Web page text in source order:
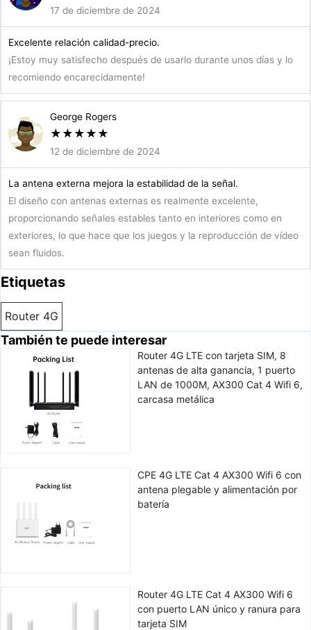
17 de diciembre de 2024
Excelente relación calidad-precio.
¡Estoy muy satisfecho después de usarlo durante unos días y lo
recomiendo encarecidamente!
George Rogers
★ ★ ★ ★ ★
12 de diciembre de 2024
La antena externa mejora la estabilidad de la señal.
El diseño con antenas externas es realmente excelente,
proporcionando señales estables tanto en interiores como en
exteriores, lo que hace que los juegos y la reproducción de vídeo
sean fluidos.
Etiquetas
Router 4G
También te puede interesar
Router 4G LTE con tarjeta SIM, 8
antenas de alta ganancia, 1 puerto
LAN de 1000M, AX300 Cat 4 Wifi 6,
carcasa metálica
CPE 4G LTE Cat 4 AX300 Wifi 6 con
antena plegable y alimentación por
batería
Router 4G LTE Cat 4 AX300 Wifi 6
con puerto LAN único y ranura para
tarjeta SIM